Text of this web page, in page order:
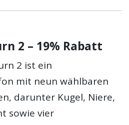
2 – 19% Rabatt
2 ist ein
mit neun wählbaren
darunter Kugel, Niere,
sowie vier